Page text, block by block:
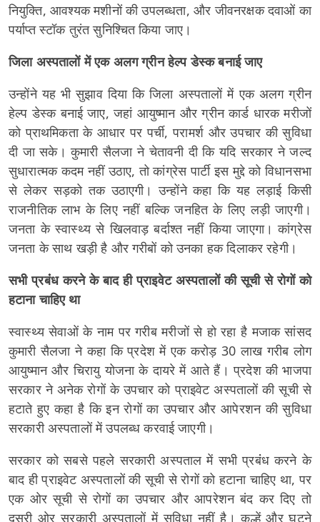
नियुक्ति, आवश्यक मशीनों की उपलब्धता, और जीवनरक्षक दवाओं का
पर्याप्त स्टॉक तुरंत सुनिश्चित किया जाए।
जिला अस्पतालों में एक अलग ग्रीन हेल्प डेस्क बनाई जाए
उन्होंने यह भी सुझाव दिया कि जिला अस्पतालों में एक अलग ग्रीन
हेल्प डेस्क बनाई जाए, जहां आयुष्मान और ग्रीन कार्ड धारक मरीजों
को प्राथमिकता के आधार पर पर्ची, परामर्श और उपचार की सुविधा
दी जा सके। कुमारी सैलजा ने चेतावनी दी कि यदि सरकार ने जल्द
सुधारात्मक कदम नहीं उठाए, तो कांग्रेस पार्टी इस मुद्दे को विधानसभा
से लेकर सड़को तक उठाएगी। उन्होंने कहा कि यह लड़ाई किसी
राजनीतिक लाभ के लिए नहीं बल्कि जनहित के लिए लड़ी जाएगी।
जनता के स्वास्थ्य से खिलवाड़ बर्दाश्त नहीं किया जाएगा। कांग्रेस
जनता के साथ खड़ी है और गरीबों को उनका हक दिलाकर रहेगी।
सभी प्रबंंध करने के बाद ही प्राइवेट अस्पतालों की सूची से रोगों को
हटाना चाहिए था
स्वास्थ्य सेवाओं के नाम पर गरीब मरीजों से हो रहा है मजाक सांसद
कुमारी सैलजा ने कहा कि प्रदेश में एक करोड़ 30 लाख गरीब लोग
आयुष्मान और चिरायु योजना के दायरे में आते हैं। प्रदेश की भाजपा
सरकार ने अनेक रोगों के उपचार को प्राइवेट अस्पतालों की सूची से
हटाते हुए कहा है कि इन रोगों का उपचार और आपेरशन की सुविधा
सरकारी अस्पतालों में उपलब्ध करवाई जाएगी।
सरकार को सबसे पहले सरकारी अस्पताल में सभी प्रबंंध करने के
बाद ही प्राइवेट अस्पतालों की सूची से रोगों को हटाना चाहिए था, पर
एक ओर सूची से रोगों का उपचार और आपरेशन बंद कर दिए तो
दूसरी ओर सरकारी अस्पतालों में सुविधा नहीं है। कूल्हें और घुटने